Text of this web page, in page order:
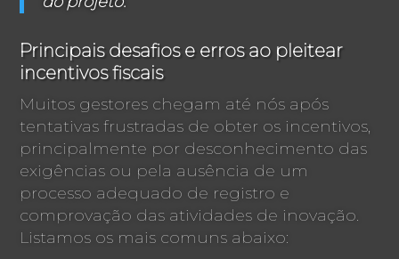
Principais desafios e erros ao pleitear
incentivos fiscais
Muitos gestores chegam até nós após
tentativas frustradas de obter os incentivos,
principalmente por desconhecimento das
exigências ou pela ausência de um
processo adequado de registro e
comprovação das atividades de inovação.
Listamos os mais comuns abaixo: